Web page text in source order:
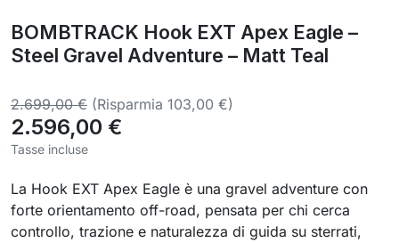
BOMBTRACK Hook EXT Apex Eagle –
Steel Gravel Adventure – Matt Teal
2.699,00 € (Risparmia 103,00 €)
2.596,00 €
Tasse incluse
La Hook EXT Apex Eagle è una gravel adventure con
forte orientamento off-road, pensata per chi cerca
controllo, trazione e naturalezza di guida su sterrati,